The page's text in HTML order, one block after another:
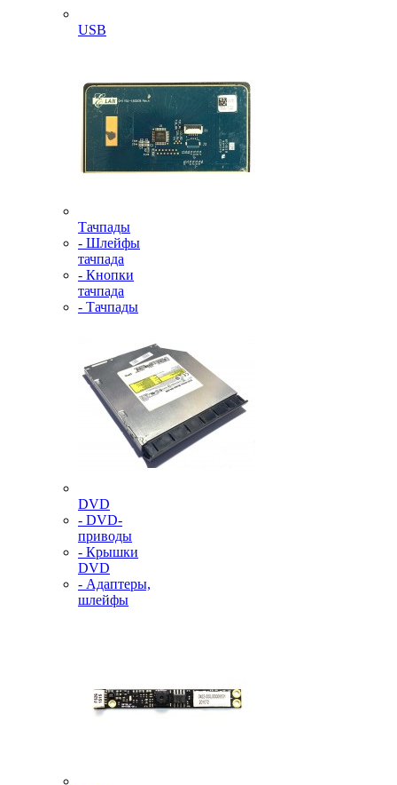
USB
Тачпады
- Шлейфы
тачпада
- Кнопки
тачпада
- Тачпады
DVD
- DVD-
приводы
- Крышки
DVD
- Адаптеры,
шлейфы